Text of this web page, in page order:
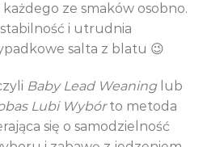
ze smaków osobno.
i utrudnia
salta z blatu 😉
Baby Lead Weaninglub
Lubi Wybórto metoda
się o samodzielność